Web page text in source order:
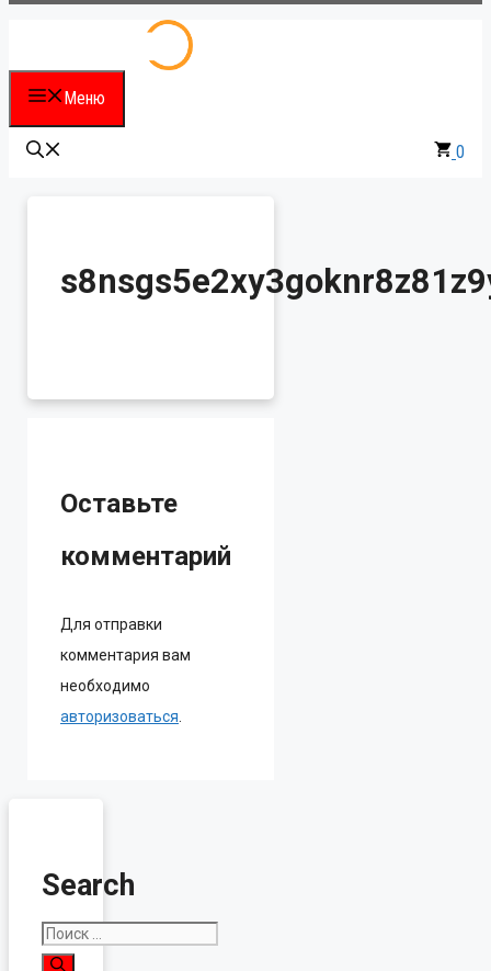
Меню
0
Оставьте
комментарий
Для отправки
комментария вам
необходимо
авторизоваться
Search
Поиск: